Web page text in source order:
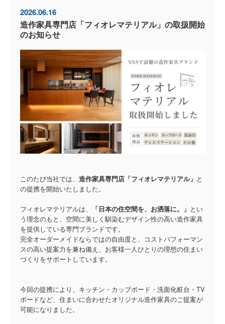
2026.06.16
造作家具専門店「フィオレマテリアル」の取扱開始
のお知らせ
このたび当社では、 造作家具専門店「フィオレマテリアル」 と
の提携を開始いたしました。
フィオレマテリアルは、 「日本の住空間を、お洒落に。」 とい
う理念のもと、空間に美しく馴染むデザイン性の高い造作家具
を提供している専門ブランドです。
完全オーダーメイドならではの自由度と、コストパフォーマン
スの高い提案力を兼ね備え、お客様一人ひとりの理想の住まい
づくりをサポートしています。
今回の提携により、キッチン・カップボード・洗面化粧台・TV
ボードなど、住まいに合わせたオリジナル造作家具のご提案が
可能になりました。